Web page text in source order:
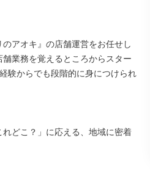
アオキ』の店舗運営をお任せし
業務を覚えるところからスター
験からでも段階的に身につけられ
どこ？」に応える、地域に密着